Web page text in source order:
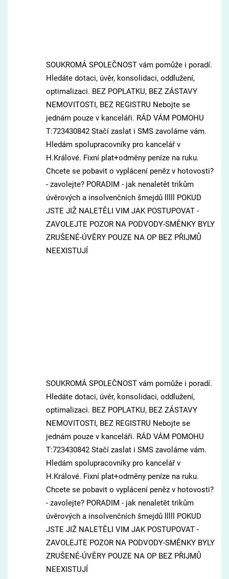
SOUKROMÁ SPOLEČNOST vám pomůže i poradí.
Hledáte dotaci, úvěr, konsolidaci, oddlužení,
optimalizaci. BEZ POPLATKU, BEZ ZÁSTAVY
NEMOVITOSTI, BEZ REGISTRU Nebojte se
jednám pouze v kanceláři. RÁD VÁM POMOHU
T:723430842 Stačí zaslat i SMS zavoláme vám.
Hledám spolupracovníky pro kancelář v
H.Králové. Fixní plat+odměny peníze na ruku.
Chcete se pobavit o vyplácení peněz v hotovosti?
- zavolejte? PORADIM - jak nenaletět trikům
úvěrových a insolvenčních šmejdů lllll POKUD
JSTE JIŽ NALETĚLI VIM JAK POSTUPOVAT -
ZAVOLEJTE POZOR NA PODVODY-SMĚNKY BYLY
ZRUŠENÉ-ÚVĚRY POUZE NA OP BEZ PŘIJMŮ
NEEXISTUJÍ
SOUKROMÁ SPOLEČNOST vám pomůže i poradí.
Hledáte dotaci, úvěr, konsolidaci, oddlužení,
optimalizaci. BEZ POPLATKU, BEZ ZÁSTAVY
NEMOVITOSTI, BEZ REGISTRU Nebojte se
jednám pouze v kanceláři. RÁD VÁM POMOHU
T:723430842 Stačí zaslat i SMS zavoláme vám.
Hledám spolupracovníky pro kancelář v
H.Králové. Fixní plat+odměny peníze na ruku.
Chcete se pobavit o vyplácení peněz v hotovosti?
- zavolejte? PORADIM - jak nenaletět trikům
úvěrových a insolvenčních šmejdů lllll POKUD
JSTE JIŽ NALETĚLI VIM JAK POSTUPOVAT -
ZAVOLEJTE POZOR NA PODVODY-SMĚNKY BYLY
ZRUŠENÉ-ÚVĚRY POUZE NA OP BEZ PŘIJMŮ
NEEXISTUJÍ